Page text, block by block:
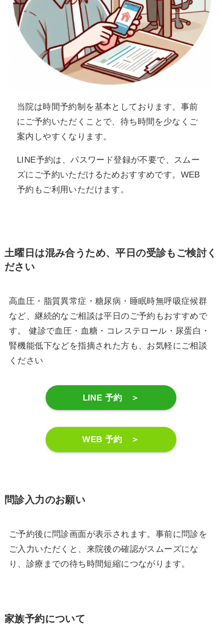
当院は時間予約制を基本としております。事前
にご予約いただくことで、待ち時間を少なくご
案内しやすくなります。
LINE予約は、パスワード登録が不要で、スムー
ズにご予約いただけるためおすすめです。WEB
予約もご利用いただけます。
土曜日は混み合うため、平日の受診もご検討く
ださい
高血圧・脂質異常症・糖尿病・睡眠時無呼吸症候群
など、継続的なご相談は平日のご予約もおすすめで
す。 健診で血圧・血糖・コレステロール・尿蛋白・
腎機能低下などを指摘された方も、お気軽にご相談
ください
LINE 予約 ＞
WEB 予約 ＞
問診入力のお願い
ご予約後に問診画面が表示されます。事前に問診を
ご入力いただくと、来院後の確認がスムーズにな
り、診療までの待ち時間短縮につながります。
家族予約について